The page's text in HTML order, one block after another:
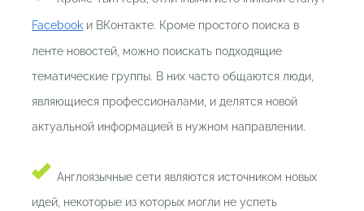
Facebook и ВКонтакте. Кроме простого поиска в
ленте новостей, можно поискать подходящие
тематические группы. В них часто общаются люди,
являющиеся профессионалами, и делятся новой
актуальной информацией в нужном направлении.
Англоязычные сети являются источником новых
идей, некоторые из которых могли не успеть